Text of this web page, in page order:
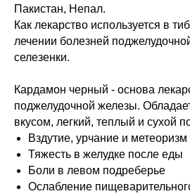
Пакистан, Непал.
Как лекарство используется в
лечении болезней
селезенки.
Кардамон черный - основа
поджелудочной железы.
вкусом, легкий, теплый и сухой
Вздутие, урчание и метеоризм
Тяжесть в желудке после еды
Боли в левом подреберье
Ослабление